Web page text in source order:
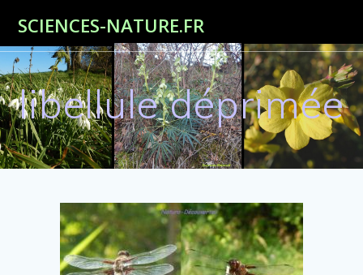
au
contenu
SCIENCES-NATURE.FR
libellule déprimée